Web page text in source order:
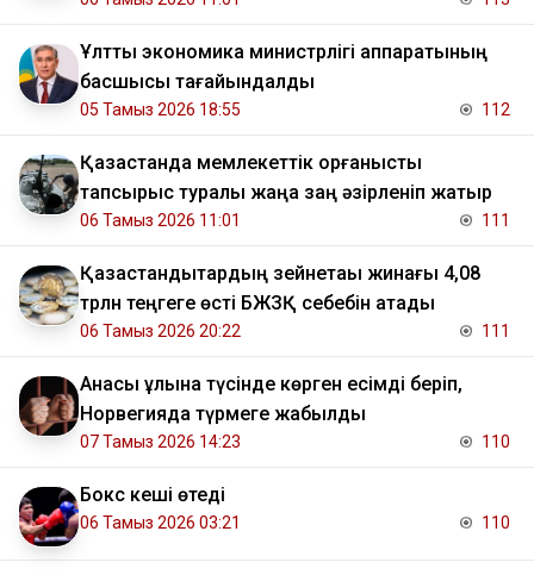
Ұлттық экономика министрлігі аппаратының
басшысы тағайындалды
05 Тамыз 2026 18:55 112
Қазақстанда мемлекеттік қорғаныстық
тапсырыс туралы жаңа заң әзірленіп жатыр
06 Тамыз 2026 11:01 111
Қазақстандықтардың зейнетақы жинағы 4,08
трлн теңгеге өсті БЖЗҚ себебін атады
06 Тамыз 2026 20:22 111
Анасы ұлына түсінде көрген есімді беріп,
Норвегияда түрмеге жабылды
07 Тамыз 2026 14:23 110
Бокс кеші өтеді
06 Тамыз 2026 03:21 110